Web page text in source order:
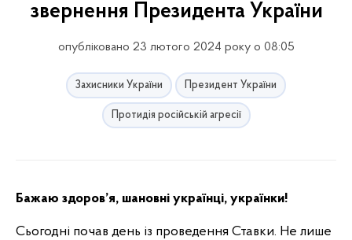
звернення Президента України
опубліковано 23 лютого 2024 року о 08:05
Захисники України Президент України
Протидія російській агресії
Бажаю здоров’я, шановні українці, українки!
Сьогодні почав день із проведення Ставки. Не лише